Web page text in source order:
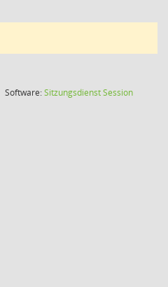
Software:SitzungsdienstSession(Wird in